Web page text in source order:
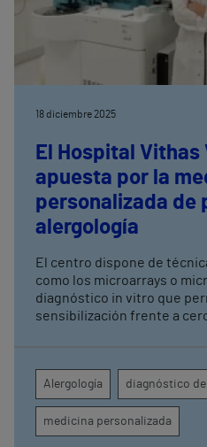
18 diciembre 2025
El Hospital Vithas
apuesta por la
personalizada de
alergología
El centro dispone de
como los microarrays o
diagnóstico in vitro que
sensibilización frente a
avanzada, se obtiene una
molecular de cada
la seguridad, optimizar el
calidad de vida
Alergología diagnóstico
medicina personalizada